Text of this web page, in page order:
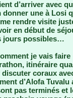
d’arriver avec
donner une à Losi
rendre visite
en début de
jours possibles…
je vais
itinéraire
coraux
d’Alofa
pas terminés et